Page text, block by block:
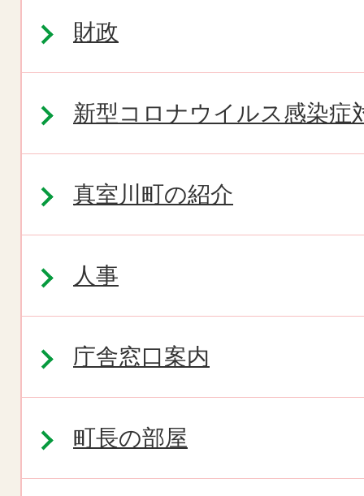
財政
新型コロナウイルス感染症
真室川町の紹介
人事
庁舎窓口案内
町長の部屋